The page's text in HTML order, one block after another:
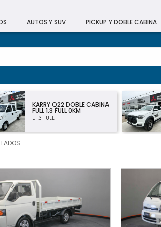
AUTOS Y SUV PICKUP Y DOBLE CABINA
JAC T8 PRO LUXURY 4×4
PRECIO LEASING 0KM
PRO LUXURY 4X4 PRECIO
LEASING